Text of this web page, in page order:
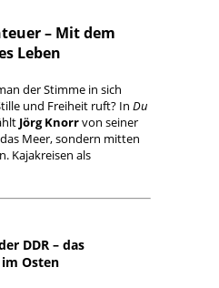
– Mit dem
Leben
der Stimme in sich
und Freiheit ruft? In Du
Jörg Knorrvon seiner
Meer, sondern mitten
Kajakreisen als
DDR – das
Osten